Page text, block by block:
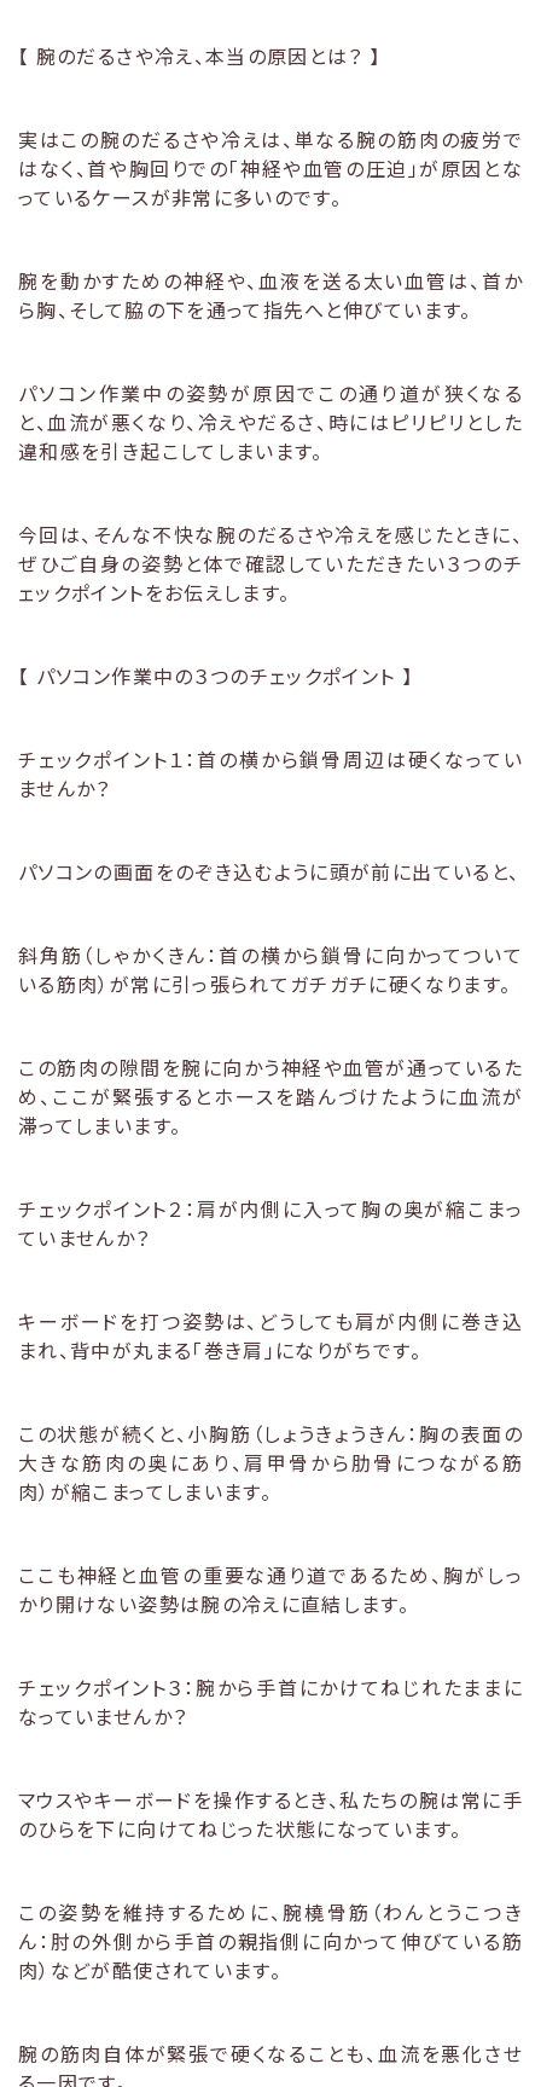
【 腕のだるさや冷え、本当の原因とは？ 】
実はこの腕のだるさや冷えは、単なる腕の筋肉の疲労で
はなく、首や胸回りでの「神経や血管の圧迫」が原因とな
っているケースが非常に多いのです。
腕を動かすための神経や、血液を送る太い血管は、首か
ら胸、そして脇の下を通って指先へと伸びています。
パソコン作業中の姿勢が原因でこの通り道が狭くなる
と、血流が悪くなり、冷えやだるさ、時にはピリピリとした
違和感を引き起こしてしまいます。
今回は、そんな不快な腕のだるさや冷えを感じたときに、
ぜひご自身の姿勢と体で確認していただきたい３つのチ
ェックポイントをお伝えします。
【 パソコン作業中の３つのチェックポイント 】
チェックポイント１：首の横から鎖骨周辺は硬くなってい
ませんか？
パソコンの画面をのぞき込むように頭が前に出ていると、
斜角筋（しゃかくきん：首の横から鎖骨に向かってついて
いる筋肉）が常に引っ張られてガチガチに硬くなります。
この筋肉の隙間を腕に向かう神経や血管が通っているた
め、ここが緊張するとホースを踏んづけたように血流が
滞ってしまいます。
チェックポイント２：肩が内側に入って胸の奥が縮こまっ
ていませんか？
キーボードを打つ姿勢は、どうしても肩が内側に巻き込
まれ、背中が丸まる「巻き肩」になりがちです。
この状態が続くと、小胸筋（しょうきょうきん：胸の表面の
大きな筋肉の奥にあり、肩甲骨から肋骨につながる筋
肉）が縮こまってしまいます。
ここも神経と血管の重要な通り道であるため、胸がしっ
かり開けない姿勢は腕の冷えに直結します。
チェックポイント３：腕から手首にかけてねじれたままに
なっていませんか？
マウスやキーボードを操作するとき、私たちの腕は常に手
のひらを下に向けてねじった状態になっています。
この姿勢を維持するために、腕橈骨筋（わんとうこつき
ん：肘の外側から手首の親指側に向かって伸びている筋
肉）などが酷使されています。
腕の筋肉自体が緊張で硬くなることも、血流を悪化させ